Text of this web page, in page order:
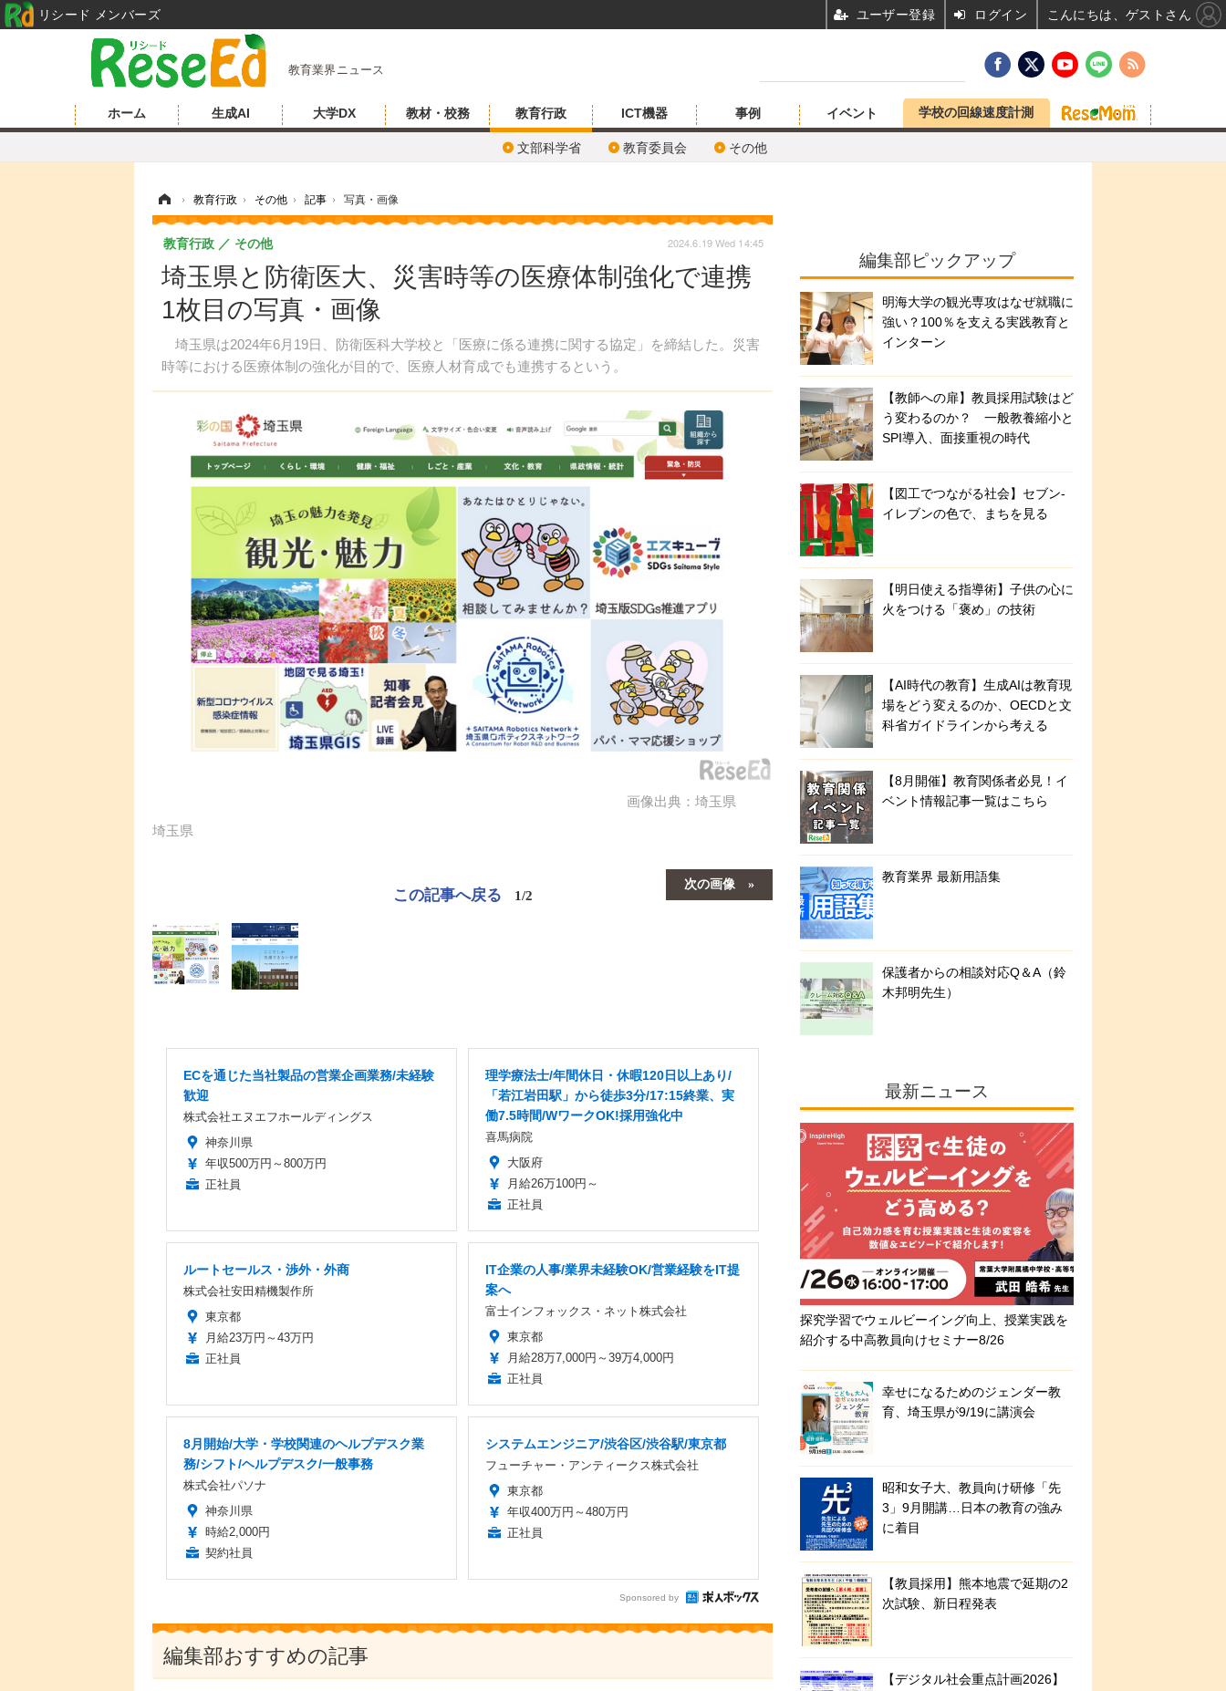
教育業界ニュース
ホーム 生成AI 大学DX 教材・校務 教育行政
文部科学省 教育委員会 その他
ICT機器 事例 イベント 学校の回線速度計測
› 教育行政 › その他 › 記事 › 写真・画像
埼玉県と防衛医大、災害時等の医療体制強化で連携
1枚目の写真・画像
埼玉県は2024年6月19日、防衛医科大学校と「医療に係る連携に関する協定」を締結した。災害
時等における医療体制の強化が目的で、医療人材育成でも連携するという。
教育行政 その他 2024.6.19 Wed 14:45
画像出典：埼玉県
埼玉県
次の画像
この記事へ戻る 1/2
ECを通じた当社製品の営業企画業務/未経験
歓迎
株式会社エヌエフホールディングス
神奈川県
年収500万円～800万円
正社員
理学療法士/年間休日・休暇120日以上あり/
「若江岩田駅」から徒歩3分/17:15終業、実
働7.5時間/WワークOK!採用強化中
喜馬病院
大阪府
月給26万100円～
正社員
ルートセールス・渉外・外商
株式会社安田精機製作所
東京都
月給23万円～43万円
正社員
IT企業の人事/業界未経験OK/営業経験をIT提
案へ
富士インフォックス・ネット株式会社
東京都
月給28万7,000円～39万4,000円
正社員
8月開始/大学・学校関連のヘルプデスク業
務/シフト/ヘルプデスク/一般事務
株式会社パソナ
神奈川県
時給2,000円
契約社員
システムエンジニア/渋谷区/渋谷駅/東京都
フューチャー・アンティークス株式会社
東京都
年収400万円～480万円
正社員
Sponsored by
編集部おすすめの記事
編集部ピックアップ
明海大学の観光専攻はなぜ就職に
強い？100％を支える実践教育と
インターン
【教師への扉】教員採用試験はど
う変わるのか？ 一般教養縮小と
SPI導入、面接重視の時代
【図工でつながる社会】セブン‐
イレブンの色で、まちを見る
【明日使える指導術】子供の心に
火をつける「褒め」の技術
【AI時代の教育】生成AIは教育現
場をどう変えるのか、OECDと文
科省ガイドラインから考える
【8月開催】教育関係者必見！イ
ベント情報記事一覧はこちら
教育業界 最新用語集
保護者からの相談対応Q＆A（鈴
木邦明先生）
最新ニュース
探究学習でウェルビーイング向上、授業実践を
紹介する中高教員向けセミナー8/26
幸せになるためのジェンダー教
育、埼玉県が9/19に講演会
昭和女子大、教員向け研修「先
3」9月開講…日本の教育の強み
に着目
【教員採用】熊本地震で延期の2
次試験、新日程発表
【デジタル社会重点計画2026】
リシード メンバーズ ユーザー登録 ログイン こんにちは、ゲストさん